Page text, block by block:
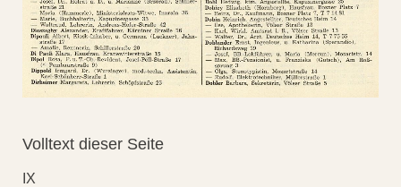
Volltext dieser Seite
IX